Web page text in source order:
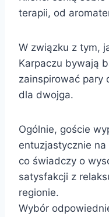
terapii, od
W związku z tym,
Karpaczu bywają
zainspirować pary
dla dwojga.
Ogólnie, goście
entuzjastycznie
co świadczy o
satysfakcji z
regionie.
Wybór